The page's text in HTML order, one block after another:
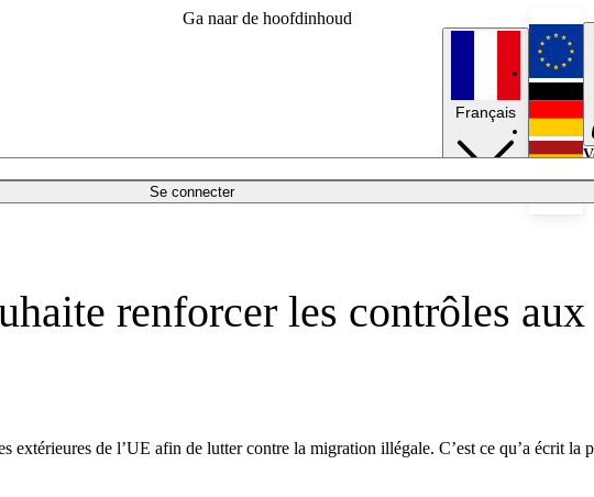
Ga naar de hoofdinhoud
Se connecter
Français
renforcer les contrôles
extérieures de l’UE afin de lutter contre la migration illégale. C’est ce qu’a écrit la